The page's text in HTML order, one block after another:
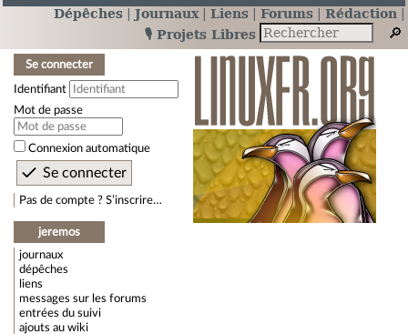
Dépêches Journaux Liens Forums
Rédaction
🎙️ Projets Libres
Se connecter
Identifiant
Mot de passe
Connexion automatique
Pas de compte ? S’inscrire…
jeremos
journaux
dépêches
liens
messages sur les forums
entrées du suivi
ajouts au wiki